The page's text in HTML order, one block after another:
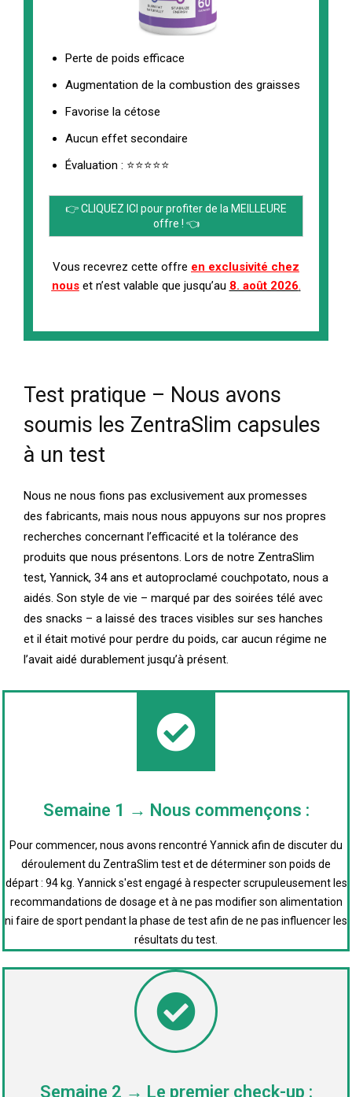
Perte de poids efficace
Augmentation de la combustion des graisses
Favorise la cétose
Aucun effet secondaire
Évaluation : ⭐⭐⭐⭐⭐
👉 CLIQUEZ ICI pour profiter de la MEILLEURE
offre ! 👈
Vous recevrez cette offre en exclusivité chez
nouset n’est valable que jusqu’au 8. août 2026.
Test pratique – Nous avons
soumis les ZentraSlim capsules
à un test
Nous ne nous fions pas exclusivement aux promesses
des fabricants, mais nous nous appuyons sur nos propres
recherches concernant l’efficacité et la tolérance des
produits que nous présentons. Lors de notre ZentraSlim
test, Yannick, 34 ans et autoproclamé couchpotato, nous a
aidés. Son style de vie – marqué par des soirées télé avec
des snacks – a laissé des traces visibles sur ses hanches
et il était motivé pour perdre du poids, car aucun régime ne
l’avait aidé durablement jusqu’à présent.
Semaine 1 → Nous commençons :
Pour commencer, nous avons rencontré Yannick afin de discuter du
déroulement du ZentraSlim test et de déterminer son poids de
départ : 94 kg. Yannick s'est engagé à respecter scrupuleusement les
recommandations de dosage et à ne pas modifier son alimentation
ni faire de sport pendant la phase de test afin de ne pas influencer les
résultats du test.
Semaine 2 → Le premier check-up :